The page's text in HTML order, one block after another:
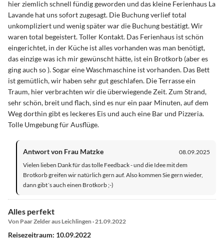
hier ziemlich schnell fündig geworden und das kleine Ferienhaus La
Lavande hat uns sofort zugesagt. Die Buchung verlief total
unkompliziert und wenig später war die Buchung bestätigt. Wir
waren total begeistert. Toller Kontakt. Das Ferienhaus ist schön
eingerichtet, in der Küche ist alles vorhanden was man benötigt,
das einzige was ich mir gewünscht hätte, ist ein Brotkorb (aber es
ging auch so ). Sogar eine Waschmaschine ist vorhanden. Das Bett
ist gemütlich, wir haben sehr gut geschlafen. Die Terrasse ein
Traum, hier verbrachten wir die überwiegende Zeit. Zum Strand,
sehr schön, breit und flach, sind es nur ein paar Minuten, auf dem
Weg dorthin gibt es leckeres Eis und auch eine Bar und Pizzeria.
Tolle Umgebung für Ausflüge.
Antwort von Frau Matzke
08.09.2025
Vielen lieben Dank für das tolle Feedback - und die Idee mit dem
Brotkorb greifen wir natürlich gern auf. Also kommen Sie gern wieder,
dann gibt´s auch einen Brotkorb ;-)
Alles perfekt
Von Paar Zelder aus Leichlingen · 21.09.2022
Reisezeitraum: 10.09.2022